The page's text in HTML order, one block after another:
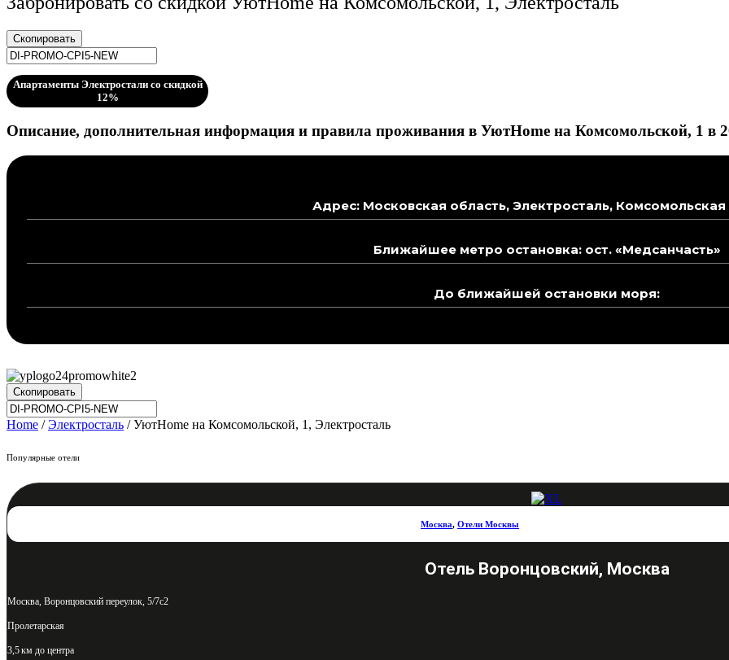
Скопировать
Апартаменты Электростали со скидкой
12%
Описание, дополнительная информация и правила проживания в УютHome на Комсомольской, 1 в
Адрес: Московская область, Электросталь, Комсомольская
Ближайшее метро остановка: ост. «Медсанчасть»
До ближайшей остановки моря:
Скопировать
Home /Электросталь / УютHome на Комсомольской, 1, Электросталь
Популярные отели
Москва,Отели Москвы
Отель Воронцовский, Москва
Москва, Воронцовский переулок, 5/7с2
Пролетарская
3,5 км до центра